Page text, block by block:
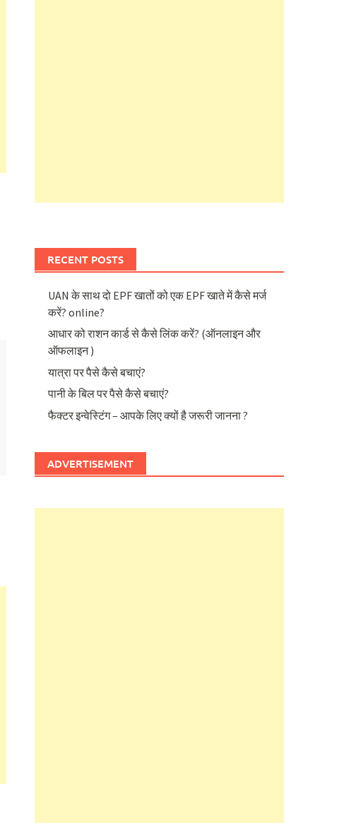
RECENT POSTS
UAN के साथ दो EPF खातों को एक EPF खाते में कैसे मर्ज
करें? online?
आधार को राशन कार्ड से कैसे लिंक करें? (ऑनलाइन और
ऑफलाइन )
यात्रा पर पैसे कैसे बचाएं?
पानी के बिल पर पैसे कैसे बचाएं?
फैक्टर इन्वेस्टिंग – आपके लिए क्यों है जरूरी जानना ?
ADVERTISEMENT